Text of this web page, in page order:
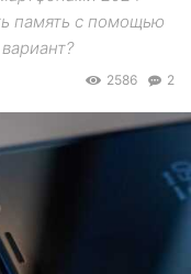
память с помощью
2
2586